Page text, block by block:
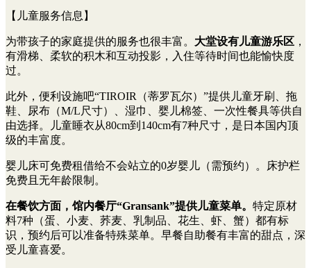
【儿童服务信息】
为带孩子的家庭提供的服务也很丰富。 大堂设有儿童游乐区 ，
有滑梯、柔软的积木和互动投影，入住等待时间也能愉快度
过。
此外，便利设施吧“TIROIR（蒂罗瓦尔）”提供儿童牙刷、拖
鞋、尿布（M/L尺寸）、湿巾、婴儿棉签、一次性餐具等供自
由选择。儿童睡衣从80cm到140cm有7种尺寸，是日本国内顶
级的丰富度。
婴儿床可免费租借给不会站立的0岁婴儿（需预约）。床护栏
免费且无年龄限制。
在餐饮方面，馆内餐厅“Gransank”提供儿童菜单。 特定原材
料7种（蛋、小麦、荞麦、乳制品、花生、虾、蟹）都有标
识，预约后可以准备特殊菜单。早餐自助餐有丰富的甜点，深
受儿童喜爱。